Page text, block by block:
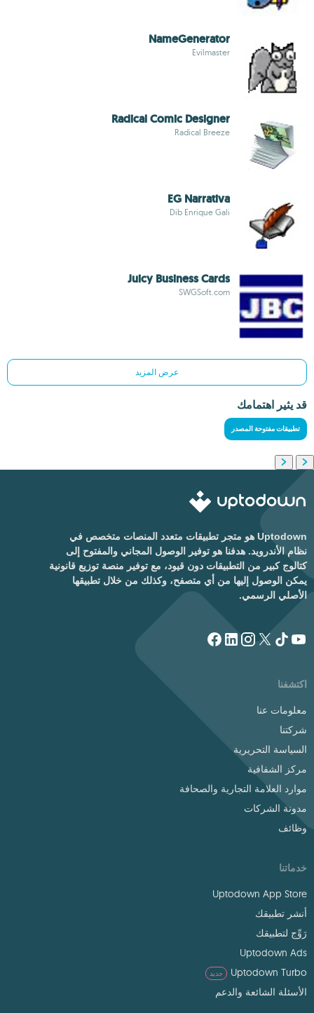
NameGenerator
Evilmaster
Radical Comic Designer
Radical Breeze
EG Narrativa
Dib Enrique Gali
Juicy Business Cards
SWGSoft.com
عرض المزيد
قد يثير اهتمامك
تطبيقات مفتوحة المصدر
Uptodown هو متجر تطبيقات متعدد المنصات متخصص في
نظام الأندرويد. هدفنا هو توفير الوصول المجاني والمفتوح إلى
كتالوج كبير من التطبيقات دون قيود، مع توفير منصة توزيع قانونية
يمكن الوصول إليها من أي متصفح، وكذلك من خلال تطبيقها
الأصلي الرسمي.
اكتشفنا
معلومات عنا
شركتنا
السياسة التحريرية
مركز الشفافية
موارد العلامة التجارية والصحافة
مدونة الشركات
وظائف
خدماتنا
Uptodown App Store
أنشر تطبيقك
رَوِّج لتطبيقك
Uptodown Ads
Uptodown Turbo
جديد
الأسئلة الشائعة والدعم